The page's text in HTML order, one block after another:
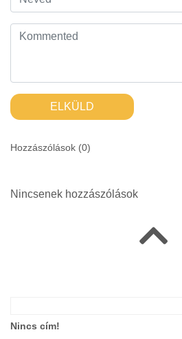
ELKÜLD
Hozzászólások (0)
Nincsenek hozzászólások
Nincs cím!